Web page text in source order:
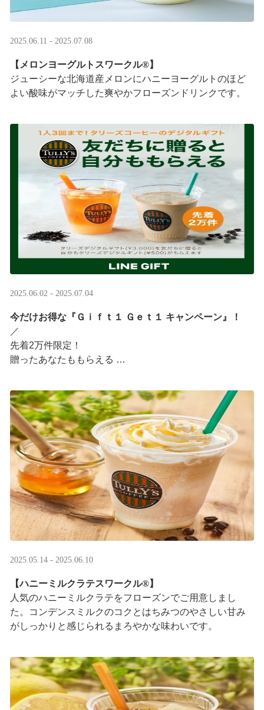
2025.06.11 - 2025.07.08
【メロンヨーグルトスワークル®】
ジューシーな北海道産メロンにハニーヨーグルトのほど
よい酸味がマッチした爽やかフローズンドリンクです。
2025.06.02 - 2025.07.04
今だけお得な『Ｇｉｆｔ１ Ｇｅｔ１ キャンペーン』！
／ ​
先着2万件限定！​
贈ったあなたももらえる ​
LINEギフト限定！タリーズデジタルギフト3,000円分を贈
ると、自分も500円分のギフトチケットがもらえるキャン
ペーンがスタート​
···
2025.05.14 - 2025.06.10
【ハニーミルクラテスワークル®】
人気のハニーミルクラテをフローズンでご用意しまし
た。コンデンスミルクのコクとはちみつのやさしい甘み
がしっかりと感じられるまろやかな味わいです。